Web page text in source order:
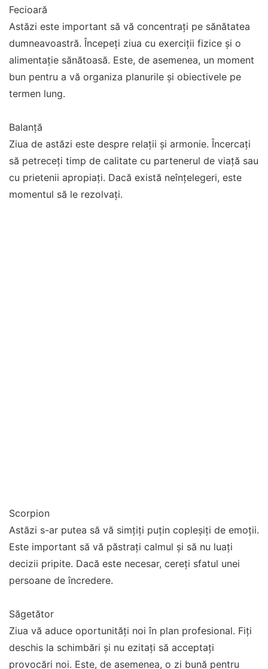
Fecioară
Astăzi este important să vă concentrați pe sănătatea
dumneavoastră. Începeți ziua cu exerciții fizice și o
alimentație sănătoasă. Este, de asemenea, un moment
bun pentru a vă organiza planurile și obiectivele pe
termen lung.
Balanță
Ziua de astăzi este despre relații și armonie. Încercați
să petreceți timp de calitate cu partenerul de viață sau
cu prietenii apropiați. Dacă există neînțelegeri, este
momentul să le rezolvați.
Scorpion
Astăzi s-ar putea să vă simțiți puțin copleșiți de emoții.
Este important să vă păstrați calmul și să nu luați
decizii pripite. Dacă este necesar, cereți sfatul unei
persoane de încredere.
Săgetător
Ziua vă aduce oportunități noi în plan profesional. Fiți
deschis la schimbări și nu ezitați să acceptați
provocări noi. Este, de asemenea, o zi bună pentru